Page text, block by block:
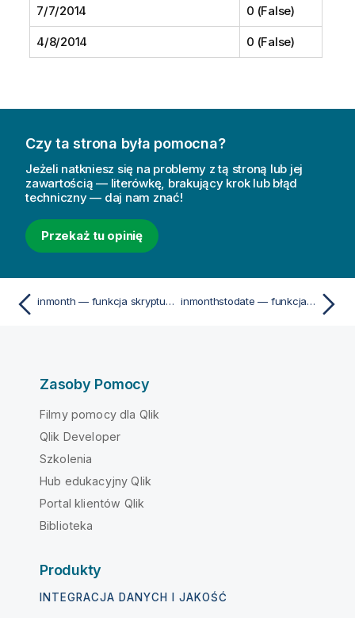
7/7/2014 0 (False)
4/8/2014 0 (False)
Czy ta strona była pomocna?
Jeżeli natkniesz się na problemy z tą stroną lub jej
zawartością — literówkę, brakujący krok lub błąd
techniczny — daj nam znać!
Przekaż tu opinię
inmonth — funkcja skryptu i funkcja wykresu inmonthstodate — funkcja skryptu i funkcja wykresu
Zasoby Pomocy
Filmy pomocy dla Qlik
Qlik Developer
Szkolenia
Hub edukacyjny Qlik
Portal klientów Qlik
Biblioteka
Produkty
INTEGRACJA DANYCH I JAKOŚĆ